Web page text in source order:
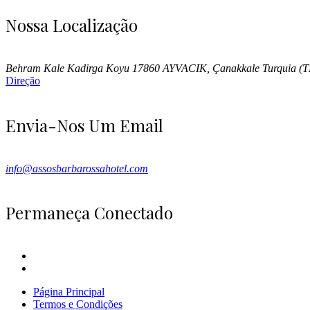
Nossa Localização
Behram Kale Kadirga Koyu 17860 AYVACIK, Çanakkale Turquia
Direção
Envia-Nos Um Email
info@assosbarbarossahotel.com
Permaneça Conectado
Página Principal
Termos e Condições